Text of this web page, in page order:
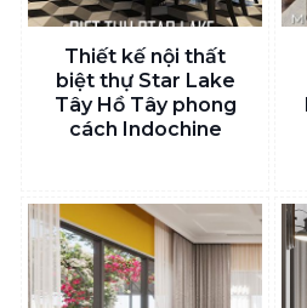
Thiết kế nội thất
biệt thự Star Lake
Tây Hồ Tây phong
cách Indochine